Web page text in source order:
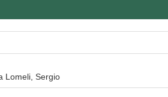
Lomeli, Sergio